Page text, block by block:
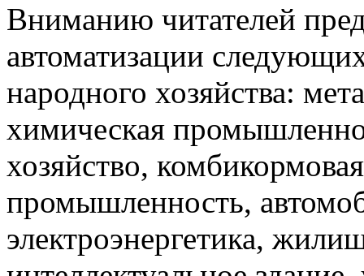
Вниманию читателей
автоматизации
народного хозяйства:
химическая
хозяйство,
промышленность,
электроэнергетика,